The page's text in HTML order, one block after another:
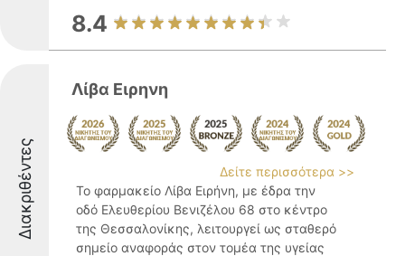
8.4
Διακριθέντες
Λίβα Ειρηνη
Δείτε περισσότερα >>
Το φαρμακείο Λίβα Ειρήνη, με έδρα την
οδό Ελευθερίου Βενιζέλου 68 στο κέντρο
της Θεσσαλονίκης, λειτουργεί ως σταθερό
σημείο αναφοράς στον τομέα της υγείας